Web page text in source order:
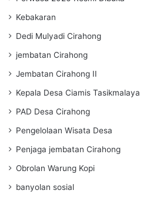
Kebakaran
Dedi Mulyadi Cirahong
jembatan Cirahong
Jembatan Cirahong II
Kepala Desa Ciamis Tasikmalaya
PAD Desa Cirahong
Pengelolaan Wisata Desa
Penjaga jembatan Cirahong
Obrolan Warung Kopi
banyolan sosial